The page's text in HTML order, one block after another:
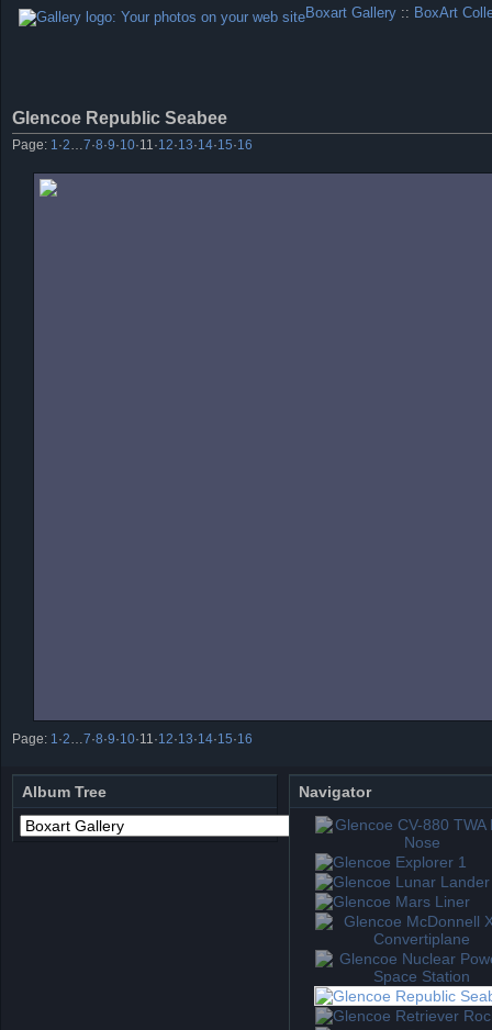
Boxart Gallery :: BoxArt
Glencoe Republic Seabee
Page: 1 ·2 7·8·9·10·11 ·12·13·14·15·16
Page: 1 ·2 7·8·9·10·11 ·12·13·14·15·16
Album Tree Navigator